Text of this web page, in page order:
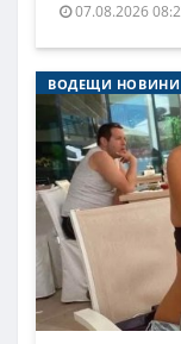
07.08.2026
ВОДЕЩИ НОВИНИ